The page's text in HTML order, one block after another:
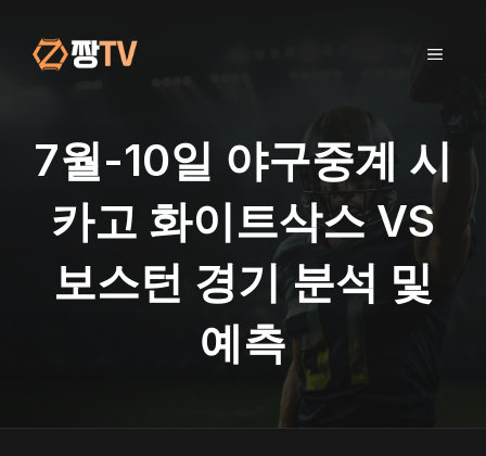
메
7월-10일 야구중계 시
카고 화이트삭스 VS
보스턴 경기 분석 및
예측